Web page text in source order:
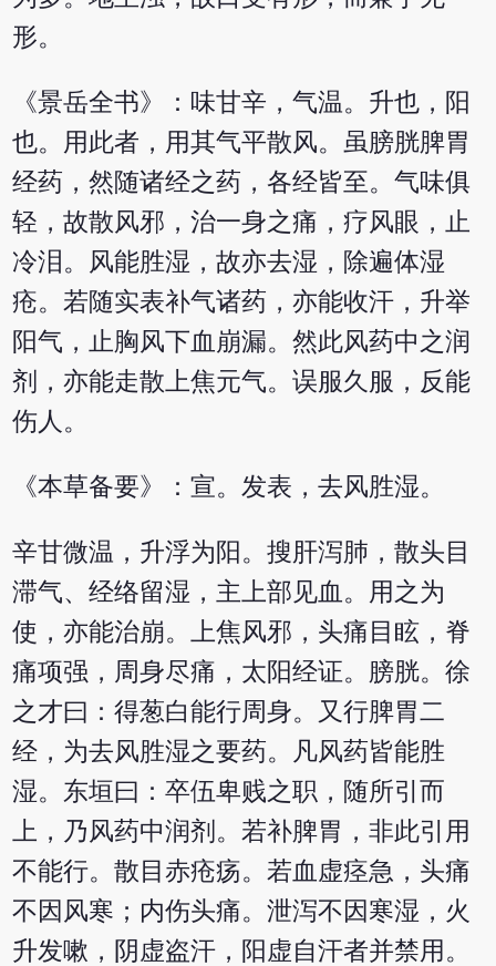
形。
《景岳全书》：味甘辛，气温。升也，阳
也。用此者，用其气平散风。虽膀胱脾胃
经药，然随诸经之药，各经皆至。气味俱
轻，故散风邪，治一身之痛，疗风眼，止
冷泪。风能胜湿，故亦去湿，除遍体湿
疮。若随实表补气诸药，亦能收汗，升举
阳气，止胸风下血崩漏。然此风药中之润
剂，亦能走散上焦元气。误服久服，反能
伤人。
《本草备要》：宣。发表，去风胜湿。
辛甘微温，升浮为阳。搜肝泻肺，散头目
滞气、经络留湿，主上部见血。用之为
使，亦能治崩。上焦风邪，头痛目眩，脊
痛项强，周身尽痛，太阳经证。膀胱。徐
之才曰：得葱白能行周身。又行脾胃二
经，为去风胜湿之要药。凡风药皆能胜
湿。东垣曰：卒伍卑贱之职，随所引而
上，乃风药中润剂。若补脾胃，非此引用
不能行。散目赤疮疡。若血虚痉急，头痛
不因风寒；内伤头痛。泄泻不因寒湿，火
升发嗽，阴虚盗汗，阳虚自汗者并禁用。